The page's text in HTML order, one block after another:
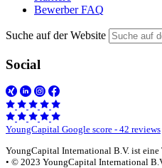
Bewerber FAQ
Suche auf der Website
Social
YoungCapital Google score - 42 reviews
YoungCapital International B.V. ist
• © 2023 YoungCapital International